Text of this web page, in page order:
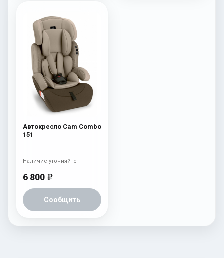
Автокресло Cam Combo
151
6 800 e
Сообщить
Наличие уточняйте